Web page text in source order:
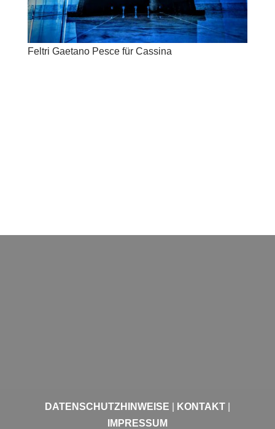
Feltri Gaetano Pesce für Cassina
DATENSCHUTZHINWEISE KONTAKT|
IMPRESSUM